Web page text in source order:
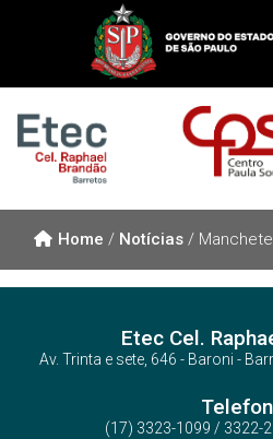
Home / Notícias / Manchete
Etec Cel.
Av. Trinta e sete, 646 - Baroni -
(17) 3323-1099 / 3322-